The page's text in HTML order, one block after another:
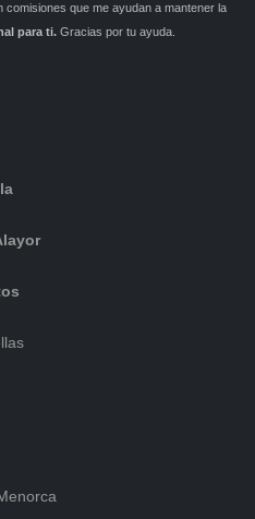
que me ayudan a mantener la
para ti. Gracias por tu ayuda.